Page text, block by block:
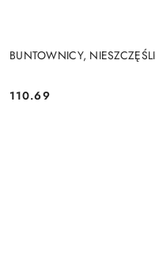
BUNTOWNICY,
Cena:
110.69